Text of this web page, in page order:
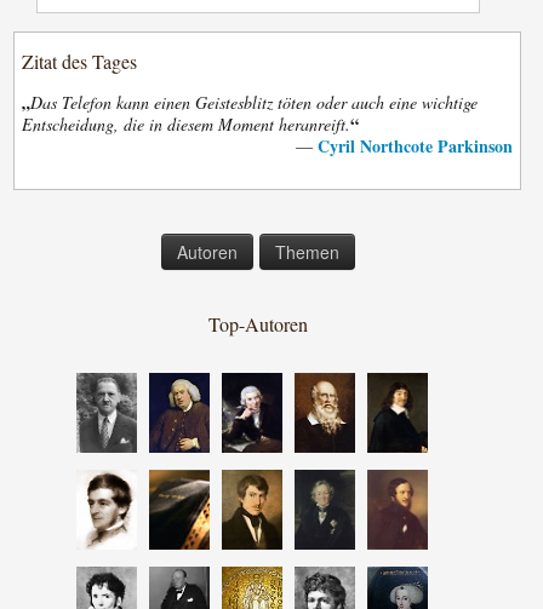
Zitat des Tages
„Das Telefon kann einen Geistesblitz töten oder auch eine wichtige
Entscheidung, die in diesem Moment heranreift.“
— Cyril Northcote Parkinson
Autoren Themen
Top-Autoren